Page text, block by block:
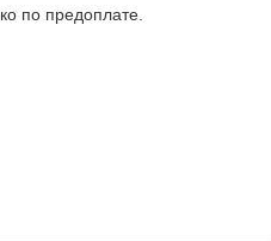
по предоплате.